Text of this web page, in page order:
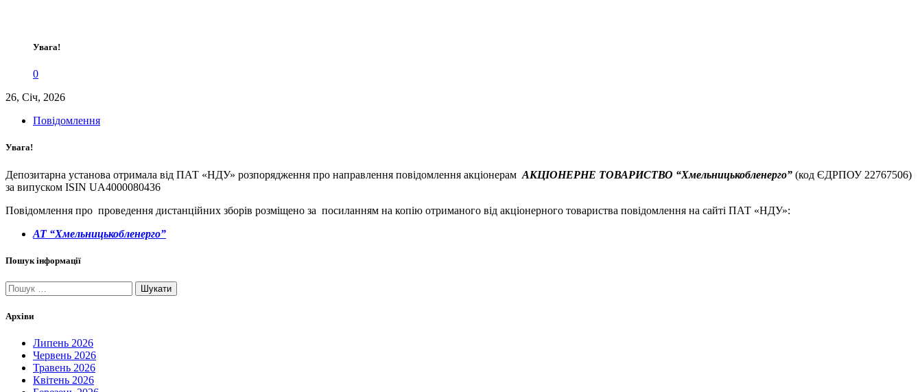
Увага!
0
26, Січ, 2026
Повідомлення
Увага!
Депозитарна установа отримала від ПАТ «НДУ» розпорядження про направлення повідомлення акціонерам АКЦІОНЕРНЕ ТОВАРИСТВО “Хмельницькобленерго” (код ЄДРПОУ 22767506)
за випуском ISIN UA4000080436
Повідомлення про проведення дистанційних зборів розміщено за посиланням на копію отриманого від акціонерного товариства повідомлення на сайті ПАТ «НДУ»:
АТ “Хмельницькобленерго”
Пошук інформації
Пошук:
Архіви
Липень 2026
Червень 2026
Травень 2026
Квітень 2026